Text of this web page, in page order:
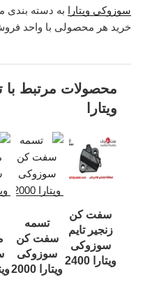
سوزوکی ویتارا به دسته بندی
خرید هر محصولی با واحد
محصولات مرتبط
ویتارا
سفت کن
زنجیر تایم
سوزوکی
ویتارا 2400
تسمه
سفت کن
سوزوکی
ویتارا 2000